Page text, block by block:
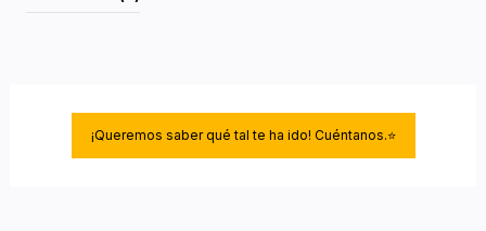
¡Queremos saber qué tal te ha ido! Cuéntanos.⭐